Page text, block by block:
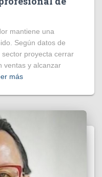
mantiene una
Según datos de
sector proyecta cerrar
ventas y alcanzar
más